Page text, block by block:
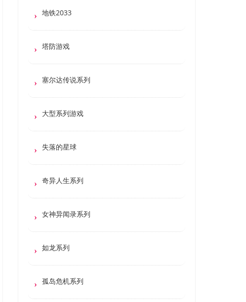
地铁2033
塔防游戏
塞尔达传说系列
大型系列游戏
失落的星球
奇异人生系列
女神异闻录系列
如龙系列
孤岛危机系列